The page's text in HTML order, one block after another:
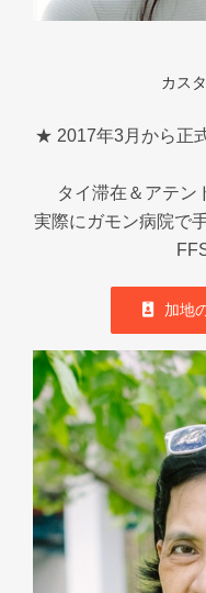
カス
★ 2017年3月から正
タイ滞在＆アテン
実際にガモン病院で
加地